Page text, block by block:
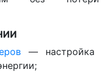
— настройка